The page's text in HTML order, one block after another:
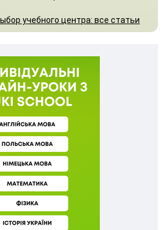
учебного центра: все статьи